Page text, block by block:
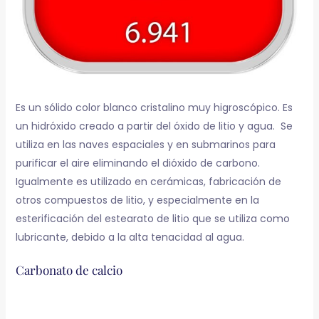
Es un sólido color blanco cristalino muy higroscópico. Es
un hidróxido creado a partir del óxido de litio y agua. Se
utiliza en las naves espaciales y en submarinos para
purificar el aire eliminando el dióxido de carbono.
Igualmente es utilizado en cerámicas, fabricación de
otros compuestos de litio, y especialmente en la
esterificación del estearato de litio que se utiliza como
lubricante, debido a la alta tenacidad al agua.
Carbonato de calcio